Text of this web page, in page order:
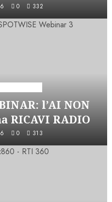
0 332
l’AI NON
RICAVI RADIO
0 313